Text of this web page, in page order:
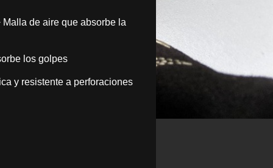
de aire que absorbe la
los golpes
y resistente a perforaciones